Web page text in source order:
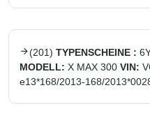
(201) TYPENSCHEINE :
MODELL: X MAX 300 VIN:
e13*168/2013-168/